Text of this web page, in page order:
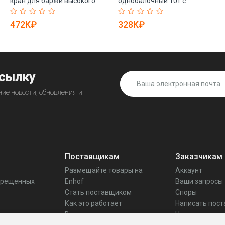
качества (арт. 25-19081173)
472K₽
пультом и моторами 20м
(арт. 25-19081385)
328K₽
новости, обновления и
Поставщикам
Размещайте товары на
Enhof
Стать поставщиком
Как это работает
Вопросы
Заказчикам
Аккаунт
Ваши запросы
Споры
Написать
Написать в